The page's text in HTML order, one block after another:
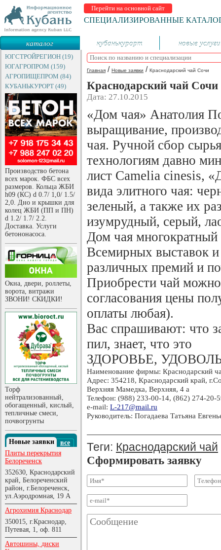
Перейти на основной сайт
СПЕЦИАЛИЗИРОВАННЫЕ
каталог
предприятий
кубанькурорт новые услуги
ЮГСТРОЙРЕГИОН (19)
ЮГАГРОПРОМ (159)
АГРОПИЩЕПРОМ (84)
КУБАНЬКУРОРТ (49)
Производство бетона
всех марок. ФБС всех
размеров. Кольца ЖБИ
h09 (КС) d 0.7/ 1,0/ 1.5/
2,0. Дно и крышки для
колец ЖБИ (ПП и ПН)
d 1.2/ 1.7/ 2.2.
Доставка. Услуги
бетононасоса.
Окна, двери, роллеты,
ворота, витражи
ЗВОНИ! СКИДКИ!
Торф
нейтрализованный,
обогащенный, кислый,
тепличные смеси,
почвогрунты
Новые заявки
все
Плиты перекрытия
Белореченск
352630, Краснодарский
край, Белореченский
район, г.Белореченск,
ул.Аэродромная, 19 А
Агрохимия Краснодар
350015, г.Краснодар,
Путевая, 1, оф. 811
Автошины, диски
Главная / Новые заявки / Краснодарский чай Сочи
Краснодарский чай Сочи
Дата: 27.10.2015
«Дом чая» Анатолия
выращивание,
чая. Ручной сбор
технологиям давно
лист Camelia cinesis,
вида элитного чая:
зеленый, а также их
изумрудный, серый,
Дом чая
Всемирных выставок и
различных премий и
Приобрести чай можно
согласования цены
оплаты любая).
Вас спрашивают: что
пил, знает, что это
ЗДОРОВЬЕ,
Наименование фирмы: Краснодарский
Адрес: 354218, Краснодарский край,
Верхняя Мамедка, Верхняя, 4 а
Телефон: (988) 233-00-14, (862) 274-20-
e-mail: L-217@mail.ru
Руководитель: Погадаева Татьяна
Теги: Краснодарский чай
Сформировать заявку